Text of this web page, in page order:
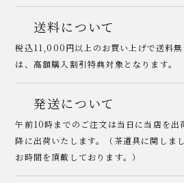
送料について
税込11,000円以上のお買い上げで送料
は、高額購入割引特典対象となります。
発送について
午前10時までのご注文は当日に当店を出
降に出荷いたします。（茶道具に関しま
お時間を頂戴しております。）